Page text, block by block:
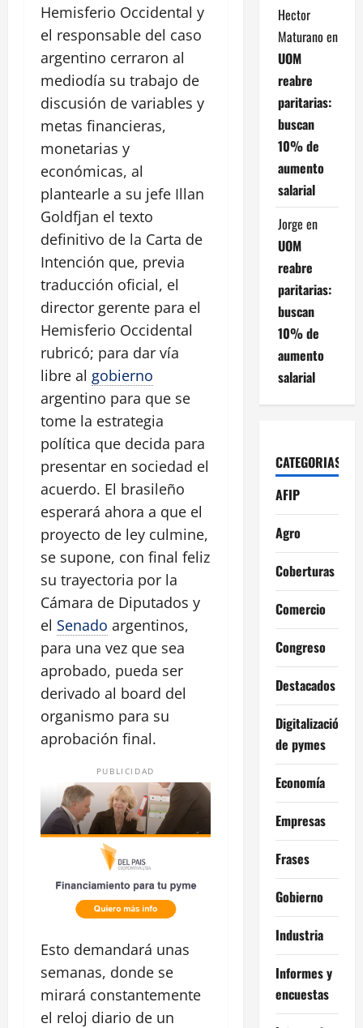
Hemisferio Occidental y
el responsable del caso
argentino cerraron al
mediodía su trabajo de
discusión de variables y
metas financieras,
monetarias y
económicas, al
plantearle a su jefe Illan
Goldfjan el texto
definitivo de la Carta de
Intención que, previa
traducción oficial, el
director gerente para el
Hemisferio Occidental
rubricó; para dar vía
libre al gobierno
argentino para que se
tome la estrategia
política que decida para
presentar en sociedad el
acuerdo. El brasileño
esperará ahora a que el
proyecto de ley culmine,
se supone, con final feliz
su trayectoria por la
Cámara de Diputados y
el Senado argentinos,
para una vez que sea
aprobado, pueda ser
derivado al board del
organismo para su
aprobación final.
PUBLICIDAD
Esto demandará unas
semanas, donde se
mirará constantemente
el reloj diario de un
Hector
Maturano en
UOM
reabre
paritarias:
buscan
10% de
aumento
salarial
Jorge en
UOM
reabre
paritarias:
buscan
10% de
aumento
salarial
CATEGORIAS
AFIP
Agro
Coberturas
Comercio
Congreso
Destacados
Digitalización
de pymes
Economía
Empresas
Frases
Gobierno
Industria
Informes y
encuestas